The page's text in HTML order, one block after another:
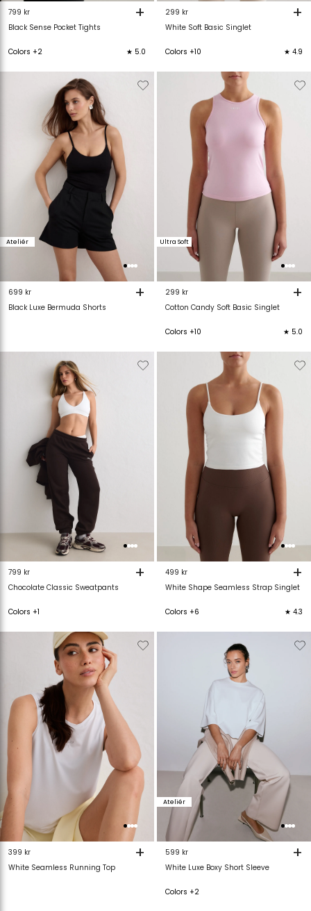
Black Sense Pocket Tights
799 kr +
Colors +2 ★ 5.0
White Soft Basic Singlet
299 kr +
Colors +10 ★ 4.9
Ateliér
Toevoegen
verlanglijstje
Verwijderen
verlanglijstje
Black Luxe Bermuda Shorts
699 kr +
Ultra Soft
Verwijderen
verlanglijstje
Cotton Candy Soft Basic Singlet
299 kr +
Colors +10 ★ 5.0
Toevoegen
verlanglijstje
verlanglijstje
Chocolate Classic Sweatpants
799 kr +
Colors +1
Verwijderen
verlanglijstje
White Shape Seamless Strap Singlet
499 kr +
Colors +6 ★ 4.3
Toevoegen
Verwijderen
verlanglijstje
White Seamless Running Top
399 kr +
Ateliér
verlanglijstje
White Luxe Boxy Short Sleeve
599 kr +
Colors +2